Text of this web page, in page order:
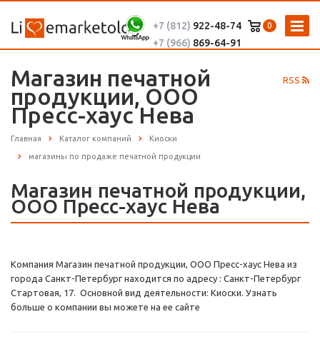
0
+7 (812) 922-48-74
+7 (966) 869-64-91
RSS
Магазин печатной
продукции, ООО
Пресс-хаус Нева
Главная Каталог компаний Киоски
магазины по продаже печатной продукции
Магазин печатной продукции,
ООО Пресс-хаус Нева
Компания Магазин печатной продукции, ООО Пресс-хаус Нева из
города Санкт-Петербург находится по адресу : Санкт-Петербург
Стартовая, 17. Основной вид деятельности: Киоски. Узнать
больше о компании вы можете на ее сайте